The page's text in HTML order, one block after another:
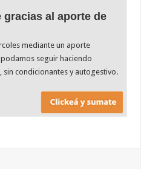
gracias al aporte de
mediante un aporte
seguir haciendo
condicionantes y autogestivo.